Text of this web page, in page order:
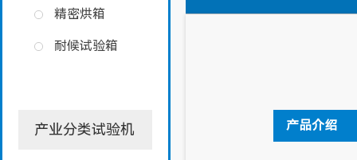
精密烘箱
耐候试验箱
产业分类试验机 产品介绍